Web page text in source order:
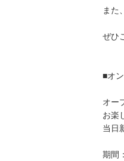
また
ぜひ
■オ
オー
お楽
当日
期間